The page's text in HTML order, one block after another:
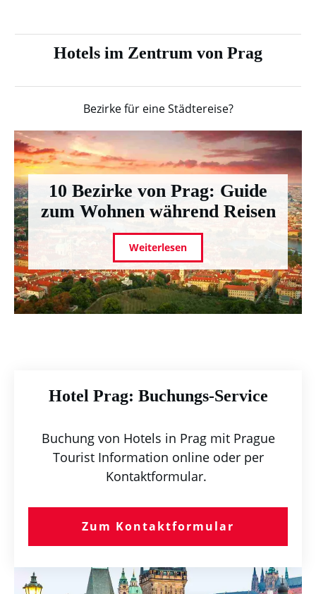
Hotels im Zentrum von Prag
Bezirke für eine Städtereise?
10 Bezirke von Prag: Guide
zum Wohnen während Reisen
Weiterlesen
Hotel Prag: Buchungs-Service
Buchung von Hotels in Prag mit Prague
Tourist Information online oder per
Kontaktformular.
Zum Kontaktformular